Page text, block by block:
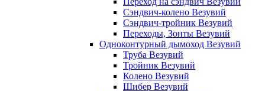
Сэндвич-колено Везувий
Сэндвич-тройник Везувий
Переходы, Зонты Везувий
Одноконтурный дымоход Везувий
Труба Везувий
Тройник Везувий
Колено Везувий
Шибер Везувий